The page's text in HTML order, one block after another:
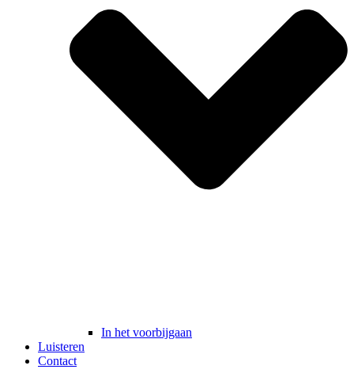
In het voorbijgaan
Luisteren
Contact